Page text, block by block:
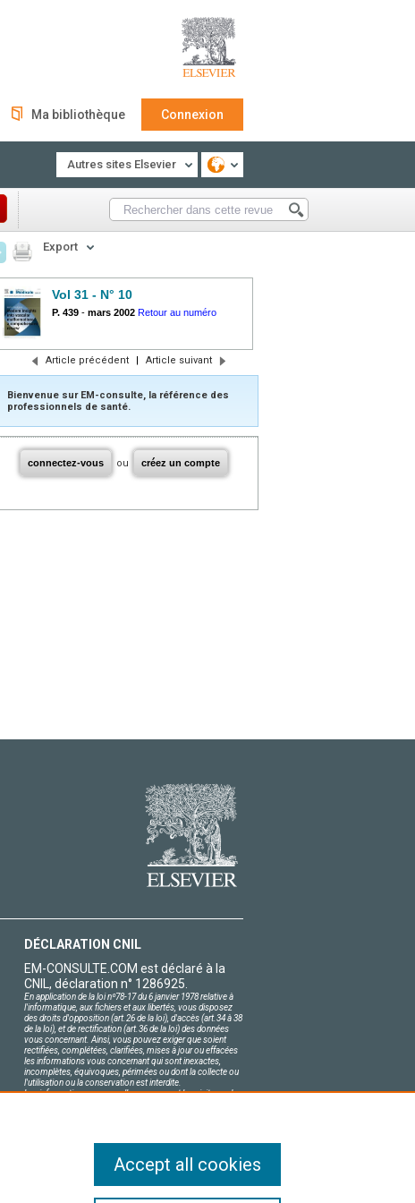
Ma bibliothèque Connexion
Autres sites Elsevier
Export
Vol 31 - N° 10
P. 439 - mars 2002 Retour au numéro
Article précédent | Article suivant
Bienvenue sur EM-consulte, la référence des
professionnels de santé.
connectez-vous ou créez un compte
DÉCLARATION CNIL
EM-CONSULTE.COM est déclaré à la
CNIL, déclaration n° 1286925.
En application de la loi nº78-17 du 6 janvier 1978 relative à
l'informatique, aux fichiers et aux libertés, vous disposez
des droits d'opposition (art.26 de la loi), d'accès (art.34 à 38
de la loi), et de rectification (art.36 de la loi) des données
vous concernant. Ainsi, vous pouvez exiger que soient
rectifiées, complétées, clarifiées, mises à jour ou effacées
les informations vous concernant qui sont inexactes,
incomplètes, équivoques, périmées ou dont la collecte ou
l'utilisation ou la conservation est interdite.
Les informations personnelles concernant les visiteurs de
Accept all cookies